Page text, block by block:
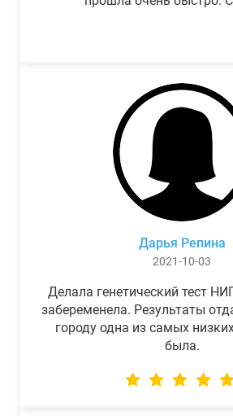
Дарья Репина
2021-10-03
Делала генетический тест
забеременела. Результаты
городу одна из самых
была.